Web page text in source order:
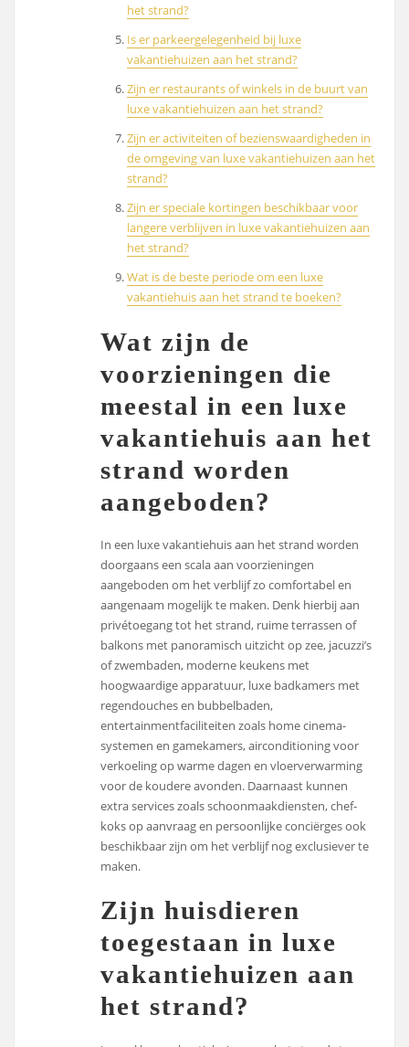
het strand?
Is er parkeergelegenheid bij luxe
vakantiehuizen aan het strand?
Zijn er restaurants of winkels in de buurt van
luxe vakantiehuizen aan het strand?
Zijn er activiteiten of bezienswaardigheden in
de omgeving van luxe vakantiehuizen aan het
strand?
Zijn er speciale kortingen beschikbaar voor
langere verblijven in luxe vakantiehuizen aan
het strand?
Wat is de beste periode om een luxe
vakantiehuis aan het strand te boeken?
Wat zijn de
voorzieningen die
meestal in een luxe
vakantiehuis aan het
strand worden
aangeboden?
In een luxe vakantiehuis aan het strand worden
doorgaans een scala aan voorzieningen
aangeboden om het verblijf zo comfortabel en
aangenaam mogelijk te maken. Denk hierbij aan
privétoegang tot het strand, ruime terrassen of
balkons met panoramisch uitzicht op zee, jacuzzi’s
of zwembaden, moderne keukens met
hoogwaardige apparatuur, luxe badkamers met
regendouches en bubbelbaden,
entertainmentfaciliteiten zoals home cinema-
systemen en gamekamers, airconditioning voor
verkoeling op warme dagen en vloerverwarming
voor de koudere avonden. Daarnaast kunnen
extra services zoals schoonmaakdiensten, chef-
koks op aanvraag en persoonlijke conciërges ook
beschikbaar zijn om het verblijf nog exclusiever te
maken.
Zijn huisdieren
toegestaan in luxe
vakantiehuizen aan
het strand?